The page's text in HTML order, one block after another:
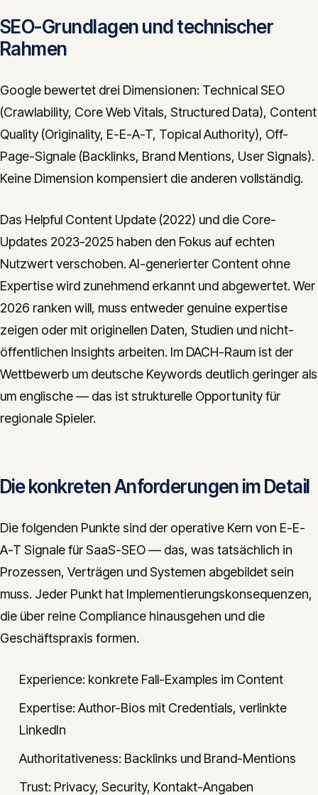
SEO-Grundlagen und technischer
Rahmen
Google bewertet drei Dimensionen: Technical SEO
(Crawlability, Core Web Vitals, Structured Data), Content
Quality (Originality, E-E-A-T, Topical Authority), Off-
Page-Signale (Backlinks, Brand Mentions, User Signals).
Keine Dimension kompensiert die anderen vollständig.
Das Helpful Content Update (2022) und die Core-
Updates 2023-2025 haben den Fokus auf echten
Nutzwert verschoben. AI-generierter Content ohne
Expertise wird zunehmend erkannt und abgewertet. Wer
2026 ranken will, muss entweder genuine expertise
zeigen oder mit originellen Daten, Studien und nicht-
öffentlichen Insights arbeiten. Im DACH-Raum ist der
Wettbewerb um deutsche Keywords deutlich geringer als
um englische — das ist strukturelle Opportunity für
regionale Spieler.
Die konkreten Anforderungen im Detail
Die folgenden Punkte sind der operative Kern von E-E-
A-T Signale für SaaS-SEO — das, was tatsächlich in
Prozessen, Verträgen und Systemen abgebildet sein
muss. Jeder Punkt hat Implementierungskonsequenzen,
die über reine Compliance hinausgehen und die
Geschäftspraxis formen.
Experience: konkrete Fall-Examples im Content
Expertise: Author-Bios mit Credentials, verlinkte
LinkedIn
Authoritativeness: Backlinks und Brand-Mentions
Trust: Privacy, Security, Kontakt-Angaben